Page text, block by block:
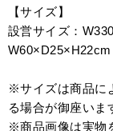
【サイズ】
設営サイズ：
W60×D25×H22cm
※サイズは商品に
る場合が御座いま
※商品画像は実物